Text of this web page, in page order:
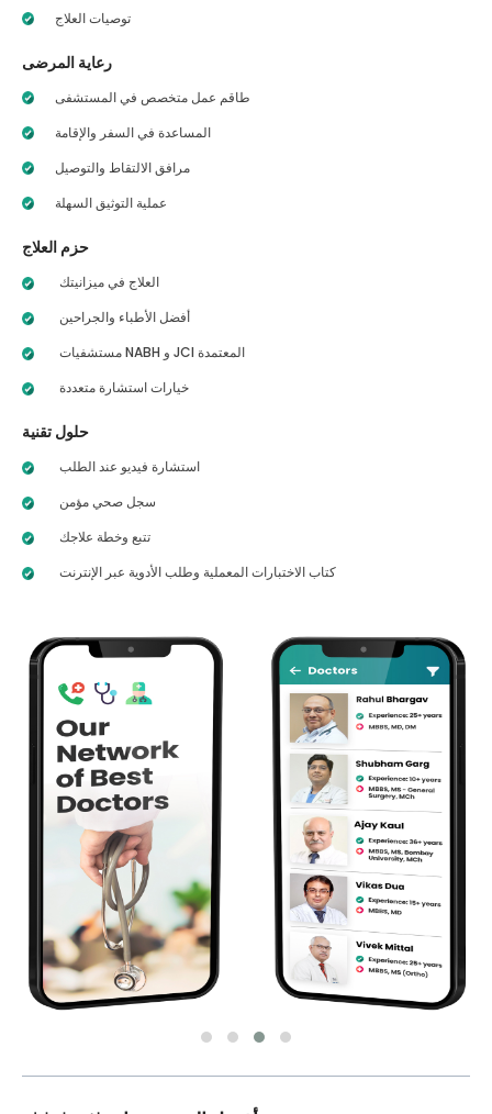
توصيات العلاج
رعاية المرضى
طاقم عمل متخصص في المستشفى
المساعدة في السفر والإقامة
مرافق الالتقاط والتوصيل
عملية التوثيق السهلة
حزم العلاج
العلاج في ميزانيتك
أفضل الأطباء والجراحين
مستشفيات NABH و JCI المعتمدة
خيارات استشارة متعددة
حلول تقنية
استشارة فيديو عند الطلب
سجل صحي مؤمن
تتبع وخطة علاجك
كتاب الاختبارات المعملية وطلب الأدوية عبر الإنترنت